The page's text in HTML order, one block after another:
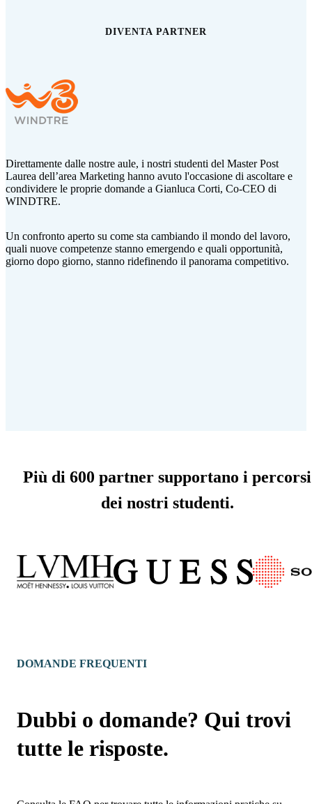
DIVENTA PARTNER
Direttamente dalle nostre aule, i nostri studenti del Master Post
Laurea dell’area Marketing hanno avuto l'occasione di ascoltare e
condividere le proprie domande a Gianluca Corti, Co-CEO di
WINDTRE.
Un confronto aperto su come sta cambiando il mondo del lavoro,
quali nuove competenze stanno emergendo e quali opportunità,
giorno dopo giorno, stanno ridefinendo il panorama competitivo.
Più di 600 partner supportano i percorsi
dei nostri studenti.
DOMANDE FREQUENTI
Dubbi o domande? Qui trovi
tutte le risposte.